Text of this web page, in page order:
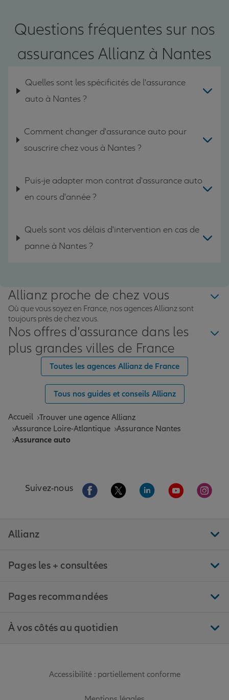
Questions fréquentes sur nos
assurances Allianz à Nantes
Quelles sont les spécificités de l'assurance
auto à Nantes ?
Comment changer d'assurance auto pour
souscrire chez vous à Nantes ?
Puis-je adapter mon contrat d'assurance auto
en cours d'année ?
Quels sont vos délais d'intervention en cas de
panne à Nantes ?
Allianz proche de chez vous
Où que vous soyez en France, nos agences Allianz sont
toujours près de chez vous.
Nos offres d'assurance dans les
plus grandes villes de France
Toutes les agences Allianz de France
Tous nos guides et conseils Allianz
Accueil Trouver une agence Allianz
Assurance Loire-Atlantique Assurance Nantes
Assurance auto
Suivez-nous Aller sur la page Facebook de Allianz
Aller sur la page Twitter de
Aller sur la page
Aller sur la
Aller
Allianz
Pages les + consultées
Pages recommandées
À vos côtés au quotidien
Accessibilité : partiellement conforme